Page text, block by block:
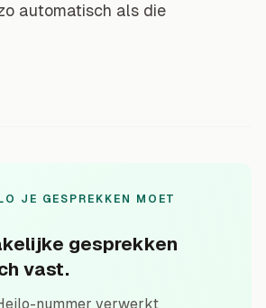
automatisch als die
JE GESPREKKEN MOET
gesprekken
vast.
nummer verwerkt